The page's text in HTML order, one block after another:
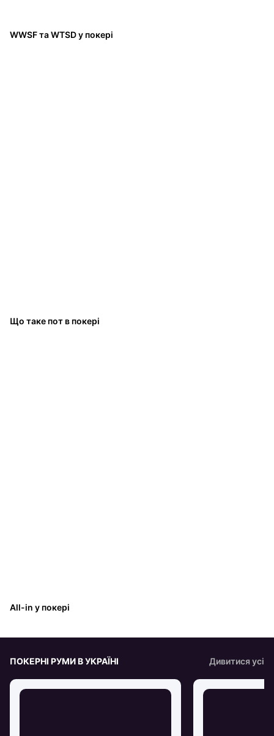
WWSF та WTSD у покері
Що таке пот в покері
All-in у покері
ПОКЕРНІ РУМИ В УКРАЇНІ Дивитися усі